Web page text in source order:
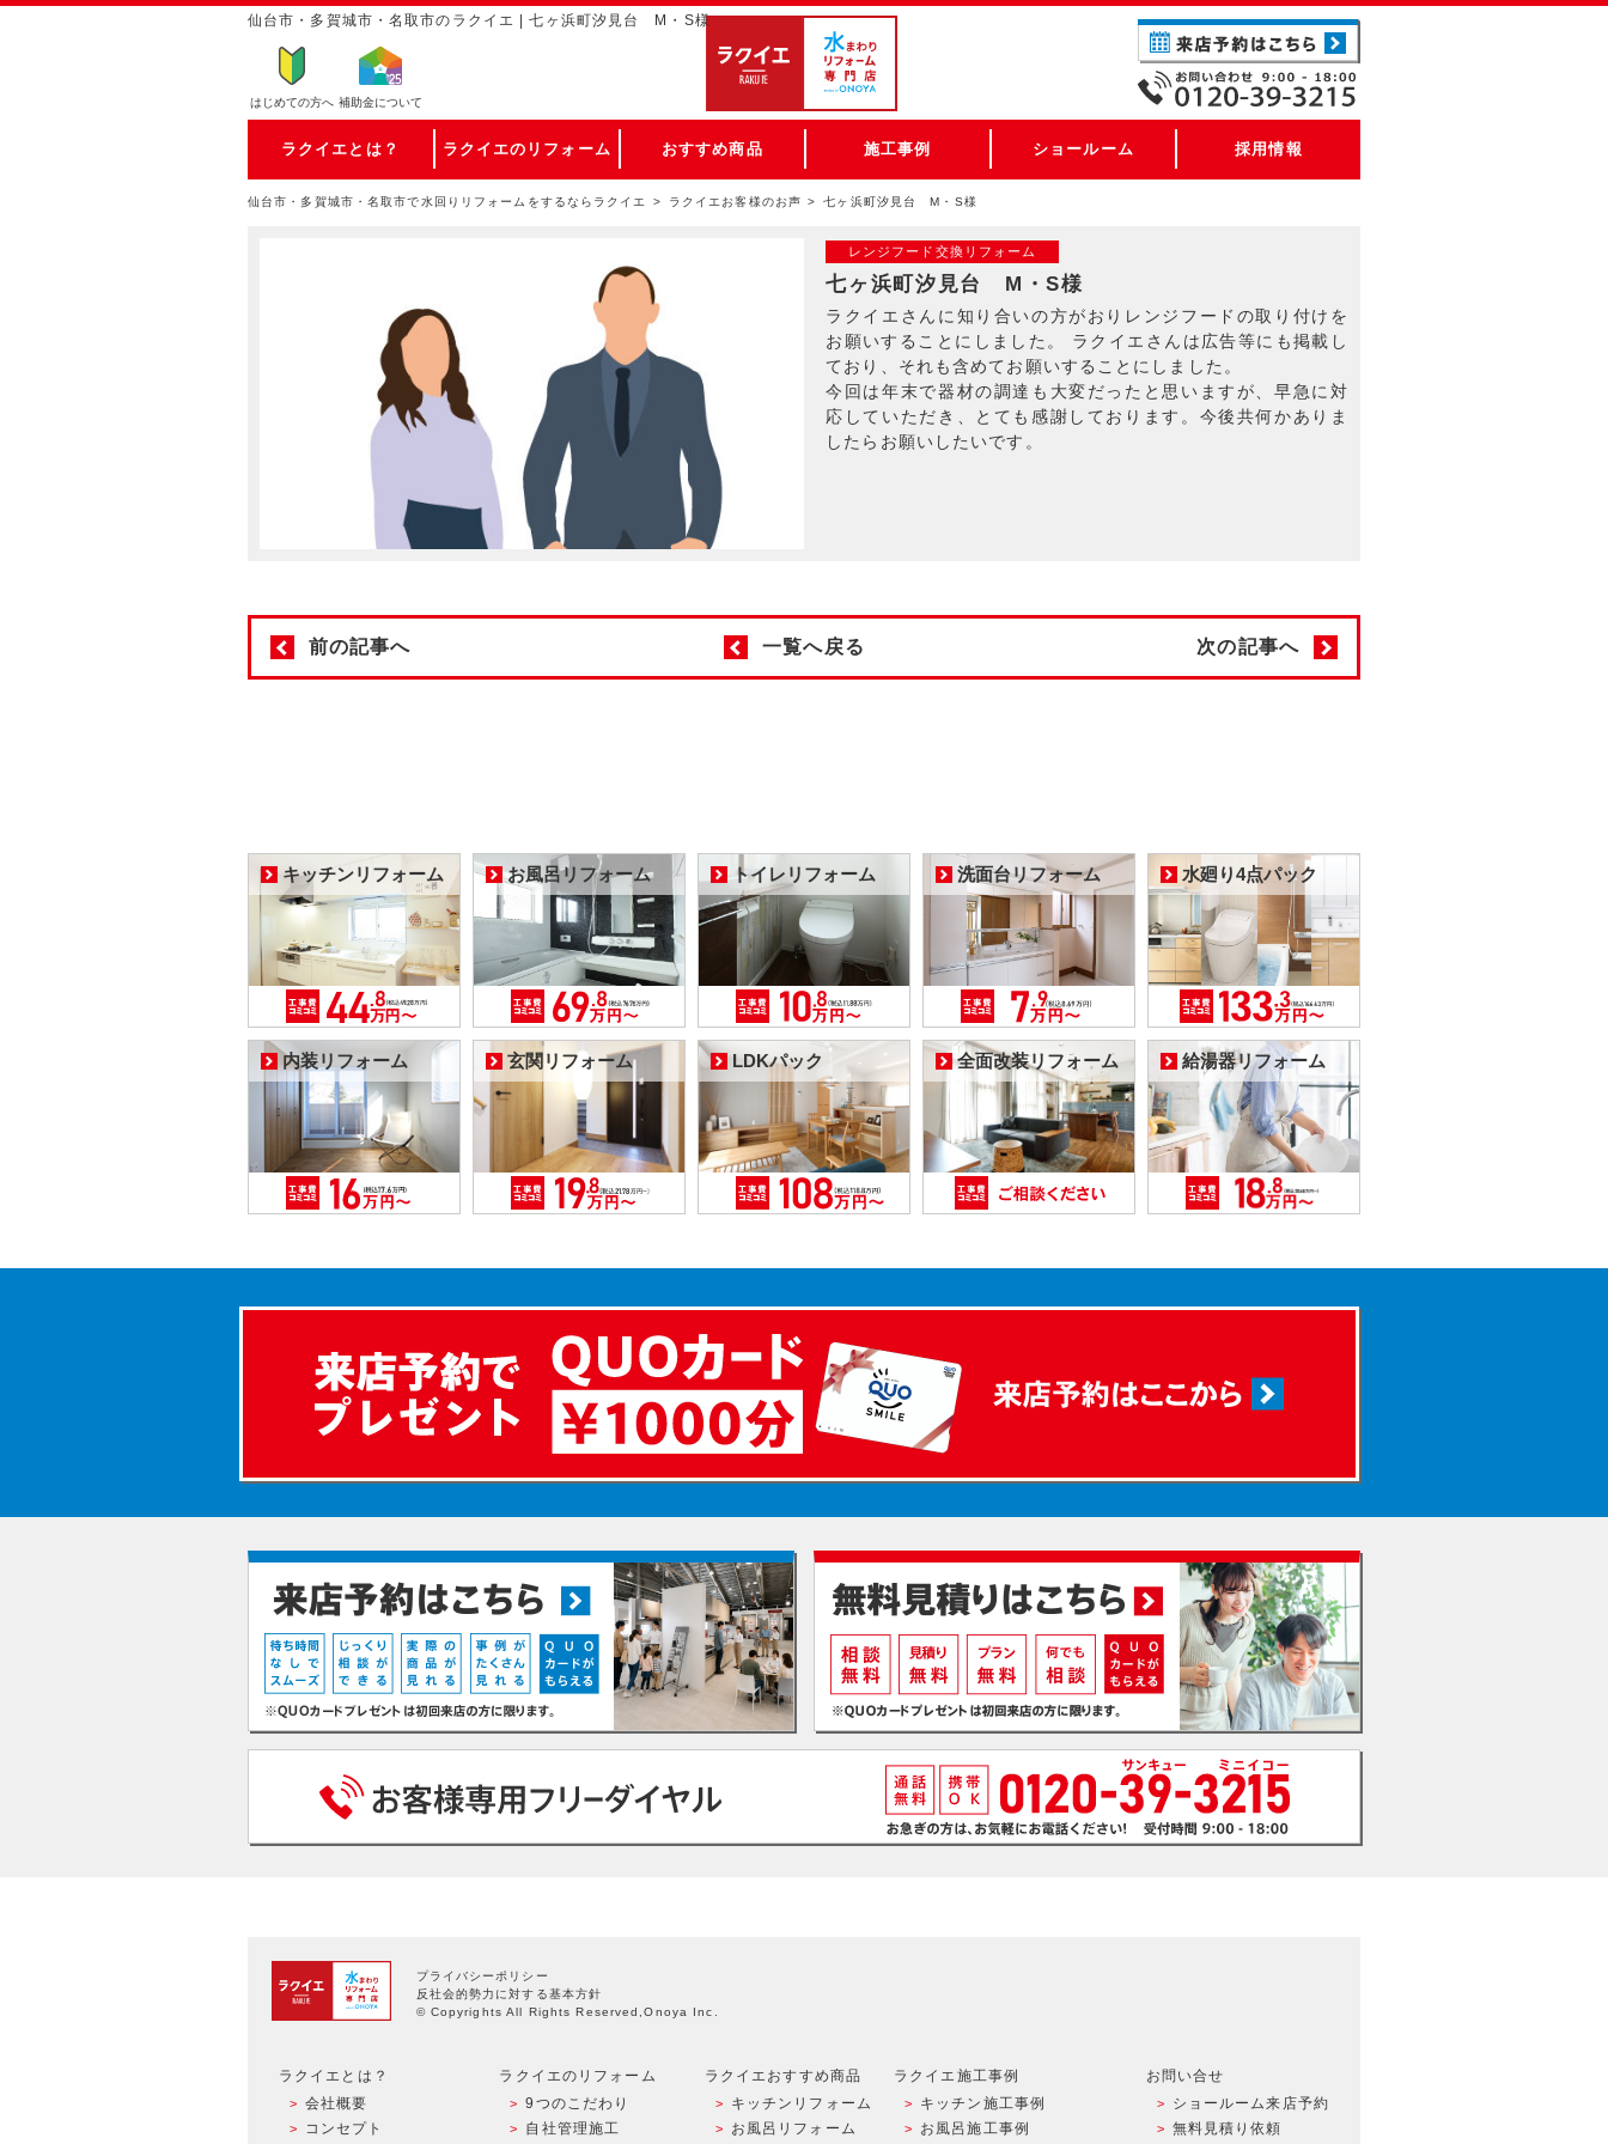
仙台市・多賀城市・名取市のラクイエ | 七ヶ浜町汐見台 M・S様
はじめての方へ 補助金について
ラクイエとは？ ラクイエのリフォーム おすすめ商品 施工事例 ショールーム 採用情報
仙台市・多賀城市・名取市で水回りリフォームをするならラクイエ ラクイエお客様のお声 七ヶ浜町汐見台 M・S様
レンジフード交換リフォーム
七ヶ浜町汐見台 M・S様
ラクイエさんに知り合いの方がおりレンジフードの取り付けを
お願いすることにしました。 ラクイエさんは広告等にも掲載し
ており、それも含めてお願いすることにしました。
今回は年末で器材の調達も大変だったと思いますが、早急に対
応していただき、とても感謝しております。今後共何かありま
したらお願いしたいです。
前の記事へ 一覧へ戻る 次の記事へ
キッチンリフォーム お風呂リフォーム トイレリフォーム 洗面台リフォーム 水廻り4点パック
内装リフォーム 玄関リフォーム LDKパック 全面改装リフォーム 給湯器リフォーム
プライバシーポリシー
反社会的勢力に対する基本方針
© Copyrights All Rights Reserved,Onoya Inc.
ラクイエとは？
会社概要
コンセプト
ラクイエのリフォーム
9つのこだわり
自社管理施工
ラクイエおすすめ商品
キッチンリフォーム
お風呂リフォーム
ラクイエ施工事例
キッチン施工事例
お風呂施工事例
お問い合せ
ショールーム来店予約
無料見積り依頼